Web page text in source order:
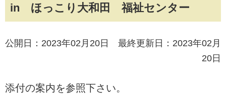
in ほっこり大和田 福祉センター
公開日：2023年02月20日 最終更新日：2023年02月
20日
添付の案内を参照下さい。